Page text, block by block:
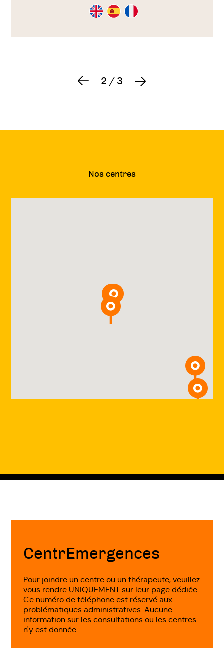
Consultation
en
Consultation
en
Consultation
en
2 / 3
Nos centres
Fin
CentrEmergences
Pour joindre un centre ou un thérapeute, veuillez
vous rendre UNIQUEMENT sur leur page dédiée.
Ce numéro de téléphone est réservé aux
problématiques administratives. Aucune
information sur les consultations ou les centres
n'y est donnée.